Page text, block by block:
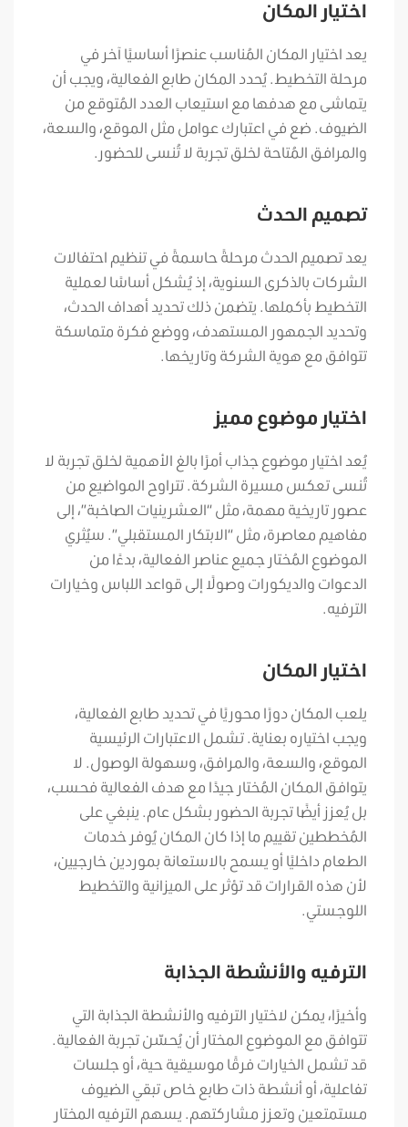
اختيار المكان
يعد اختيار المكان المُناسب عنصرًا أساسيًا آخر في
مرحلة التخطيط. يُحدد المكان طابع الفعالية، ويجب أن
يتماشى مع هدفها مع استيعاب العدد المُتوقع من
الضيوف. ضع في اعتبارك عوامل مثل الموقع، والسعة،
والمرافق المُتاحة لخلق تجربة لا تُنسى للحضور.
تصميم الحدث
يعد تصميم الحدث مرحلةً حاسمةً في تنظيم احتفالات
الشركات بالذكرى السنوية، إذ يُشكل أساسًا لعملية
التخطيط بأكملها. يتضمن ذلك تحديد أهداف الحدث،
وتحديد الجمهور المستهدف، ووضع فكرة متماسكة
تتوافق مع هوية الشركة وتاريخها.
اختيار موضوع مميز
يُعد اختيار موضوع جذاب أمرًا بالغ الأهمية لخلق تجربة لا
تُنسى تعكس مسيرة الشركة. تتراوح المواضيع من
عصور تاريخية مهمة، مثل “العشرينيات الصاخبة”، إلى
مفاهيم معاصرة، مثل “الابتكار المستقبلي”. سيُثري
الموضوع المُختار جميع عناصر الفعالية، بدءًا من
الدعوات والديكورات وصولًا إلى قواعد اللباس وخيارات
الترفيه.
اختيار المكان
يلعب المكان دورًا محوريًا في تحديد طابع الفعالية،
ويجب اختياره بعناية. تشمل الاعتبارات الرئيسية
الموقع، والسعة، والمرافق، وسهولة الوصول. لا
يتوافق المكان المُختار جيدًا مع هدف الفعالية فحسب،
بل يُعزز أيضًا تجربة الحضور بشكل عام. ينبغي على
المُخططين تقييم ما إذا كان المكان يُوفر خدمات
الطعام داخليًا أو يسمح بالاستعانة بموردين خارجيين،
لأن هذه القرارات قد تؤثر على الميزانية والتخطيط
اللوجستي.
الترفيه والأنشطة الجذابة
وأخيرًا، يمكن لاختيار الترفيه والأنشطة الجذابة التي
تتوافق مع الموضوع المختار أن يُحسّن تجربة الفعالية.
قد تشمل الخيارات فرقًا موسيقية حية، أو جلسات
تفاعلية، أو أنشطة ذات طابع خاص تبقي الضيوف
مستمتعين وتعزز مشاركتهم. يسهم الترفيه المختار